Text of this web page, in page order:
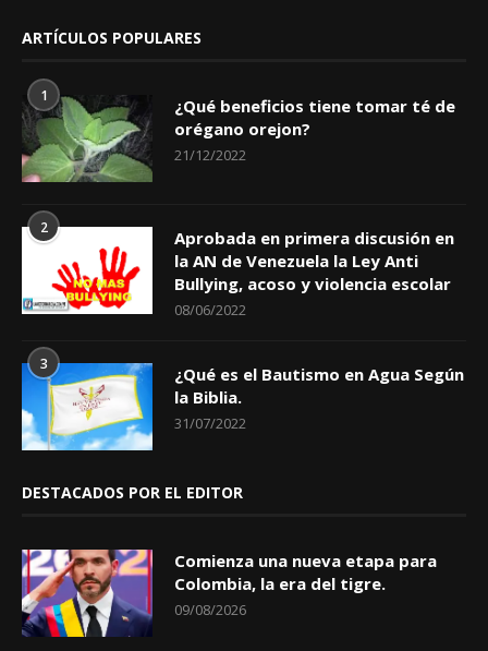
ARTÍCULOS POPULARES
1
¿Qué beneficios tiene tomar té de
orégano orejon?
21/12/2022
2
Aprobada en primera discusión en
la AN de Venezuela la Ley Anti
Bullying, acoso y violencia escolar
08/06/2022
3
¿Qué es el Bautismo en Agua Según
la Biblia.
31/07/2022
DESTACADOS POR EL EDITOR
Comienza una nueva etapa para
Colombia, la era del tigre.
09/08/2026